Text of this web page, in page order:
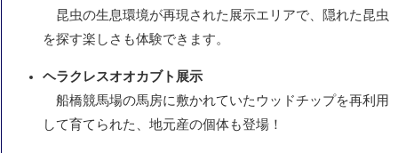
昆虫の生息環境が再現された展示エリアで、隠れた昆虫
を探す楽しさも体験できます。
ヘラクレスオオカブト展示
船橋競馬場の馬房に敷かれていたウッドチップを再利用
して育てられた、地元産の個体も登場！